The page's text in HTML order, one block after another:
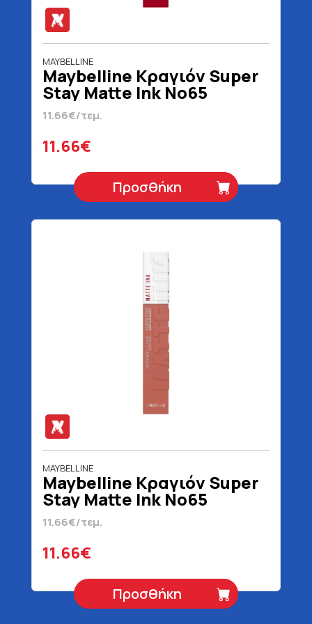
MAYBELLINE
Maybelline Κραγιόν Super
Stay Matte Ink No65
Pioneer 5 ml
11.66€/τεμ.
11.66€
Προσθήκη
MAYBELLINE
Maybelline Κραγιόν Super
Stay Matte Ink No65
Seductres 5 ml
11.66€/τεμ.
11.66€
Προσθήκη